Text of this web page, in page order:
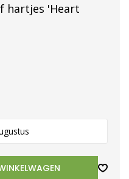
hartjes 'Heart